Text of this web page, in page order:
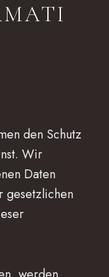
den Schutz
Wir
Daten
gesetzlichen